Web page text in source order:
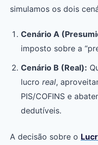
simulamos os dois
Cenário A
imposto sobre a
Cenário B (Real):
lucro real,
PIS/COFINS e
dedutíveis.
A decisão sobre o